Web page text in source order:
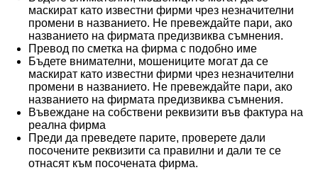
маскират като известни фирми чрез незначителни
промени в названието. Не превеждайте пари, ако
названието на фирмата предизвиква съмнения.
Превод по сметка на фирма с подобно име
Бъдете внимателни, мошениците могат да се
маскират като известни фирми чрез незначителни
промени в названието. Не превеждайте пари, ако
названието на фирмата предизвиква съмнения.
Въвеждане на собствени реквизити във фактура на
реална фирма
Преди да преведете парите, проверете дали
посочените реквизити са правилни и дали те се
отнасят към посочената фирма.